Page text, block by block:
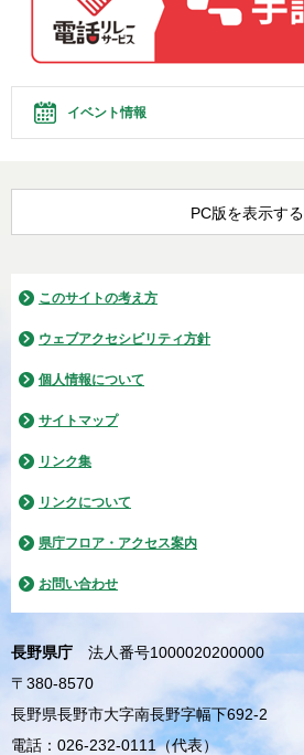
イベント情報
PC版を表示する
このサイトの考え方
ウェブアクセシビリティ方針
個人情報について
サイトマップ
リンク集
リンクについて
県庁フロア・アクセス案内
お問い合わせ
長野県庁
法人番号1000020200000
〒380-8570
長野県長野市大字南長野字幅下692-2
電話：026-232-0111（代表）